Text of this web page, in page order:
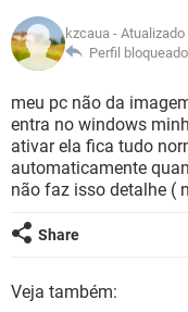
GUIA DE COMPRAS
OUTLOOK
INSTAGRAM
GUIA DE COMPRAS
CELULAR
INSTAGRAM
GUIA DE COMPRAS
GLOSSÁRIO
JOGOS
CELULAR
OUTLOOK
INSTAGRAM
kzcaua -
Perfil
meu pc não da
entra no windows
ativar ela fica tudo
automaticamente
não faz isso detalhe (
Share
Veja também: